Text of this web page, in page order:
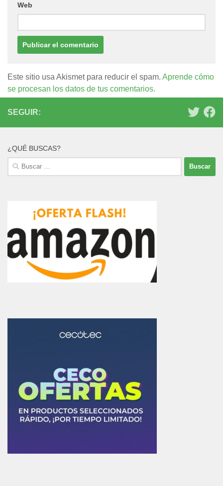
Web
Este sitio usa Akismet para reducir el spam. Aprende cómo
se procesan los datos de tus comentarios.
SEGUIR:
¿QUÉ BUSCAS?
Buscar: